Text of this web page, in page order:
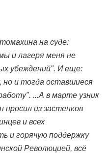
на суде:
и лагеря меня не
убеждений". И еще:
но и тогда оставшиеся
...А в марте узник
из застенков
и всех
и горячую поддержку
Революцией, всё